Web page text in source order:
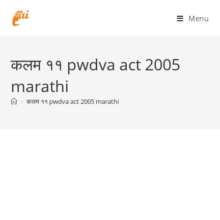
Menu
कलम ११ pwdva act 2005
marathi
> कलम ११ pwdva act 2005 marathi